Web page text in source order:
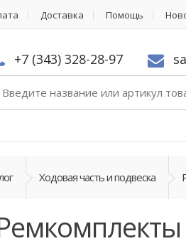
Доставка Помощь
+7 (343) 328-28-97
Ходовая часть и подвеска